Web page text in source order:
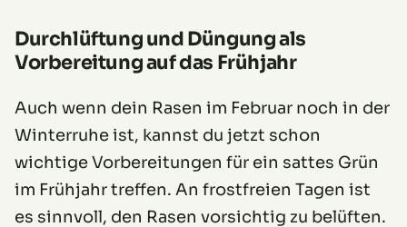
Durchlüftung und Düngung als
Vorbereitung auf das Frühjahr
Auch wenn dein Rasen im Februar noch in der
Winterruhe ist, kannst du jetzt schon
wichtige Vorbereitungen für ein sattes Grün
im Frühjahr treffen. An frostfreien Tagen ist
es sinnvoll, den Rasen vorsichtig zu belüften.